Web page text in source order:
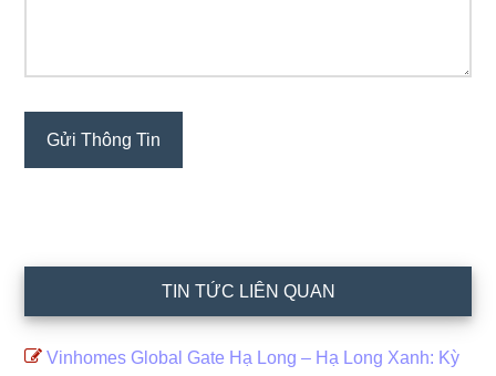
TIN TỨC LIÊN QUAN
Vinhomes Global Gate Hạ Long – Hạ Long Xanh: Kỳ